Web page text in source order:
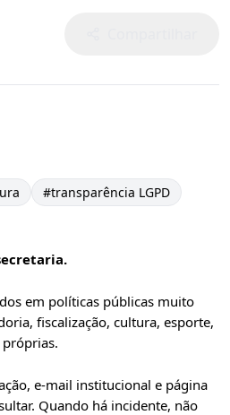
#transparência LGPD
em políticas públicas muito
fiscalização, cultura, esporte,
e-mail institucional e página
Quando há incidente, não